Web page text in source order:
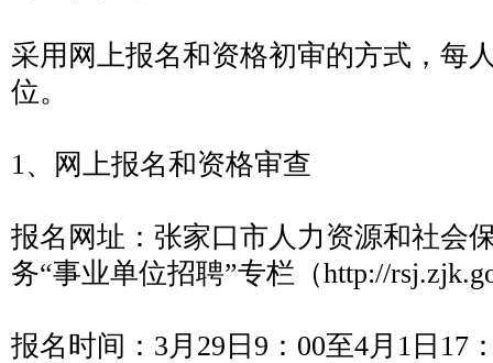
采用网上报名和资格初审的方式，每
位。
1、网上报名和资格审查
报名网址：张家口市人力资源和社会
务“事业单位招聘”专栏（http://
报名时间：3月29日9：00至4月1日17